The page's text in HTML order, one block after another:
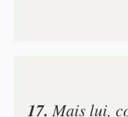
17. Mais lui,